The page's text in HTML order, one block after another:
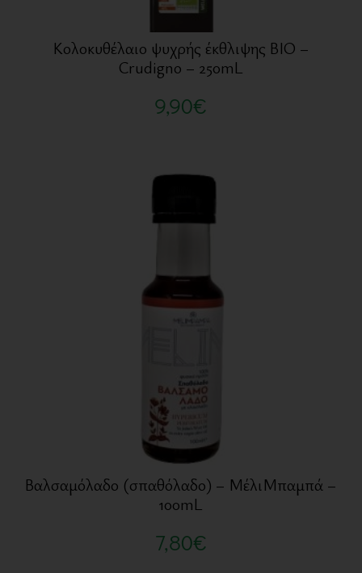
Κολοκυθέλαιο ψυχρής έκθλιψης BIO –
Crudigno – 250mL
9,90€
Βαλσαμόλαδο (σπαθόλαδο) – ΜέλιΜπαμπά –
100mL
7,80€